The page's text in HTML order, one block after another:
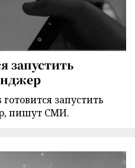
запустить
запустить
пишут СМИ.